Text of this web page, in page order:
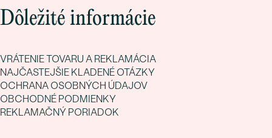
Dôležité informácie
VRÁTENIE TOVARU A REKLAMÁCIA
NAJČASTEJŠIE KLADENÉ OTÁZKY
OCHRANA OSOBNÝCH ÚDAJOV
OBCHODNÉ PODMIENKY
REKLAMAČNÝ PORIADOK